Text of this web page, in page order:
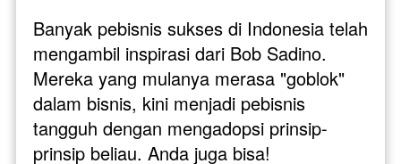
Banyak pebisnis sukses di Indonesia telah
mengambil inspirasi dari Bob Sadino.
Mereka yang mulanya merasa "goblok"
dalam bisnis, kini menjadi pebisnis
tangguh dengan mengadopsi prinsip-
prinsip beliau. Anda juga bisa!